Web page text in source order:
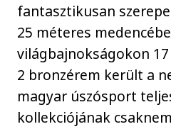
fantasztikusan
25 méteres
világbajnokságokon
2 bronzérem került a
magyar úszósport
kollekciójának